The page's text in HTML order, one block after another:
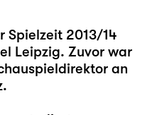
Spielzeit 2013/14
Leipzig. Zuvor war
an